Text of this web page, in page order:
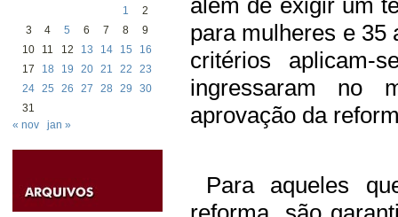
1
2
3
4 5 6 7 8
9
10
11 12 13 14 15
16
17
18 19 20 21 22
23
24 25 26 27 28 29
30
31
« nov
jan »
além de exigir um
para mulheres e 35
critérios aplicam-
ingressaram no
aprovação da
Para aqueles